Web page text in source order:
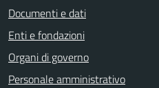
Documenti e dati
Enti e fondazioni
Organi di governo
Personale amministrativo